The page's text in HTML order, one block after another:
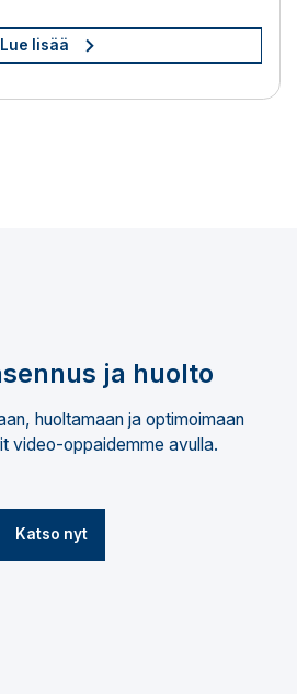
Lue lisää
ja huolto
huoltamaan ja optimoimaan
video-oppaidemme avulla.
Katso nyt